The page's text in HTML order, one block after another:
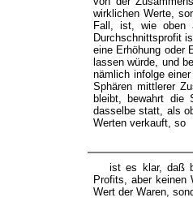
wirklichen Werte,
Fall, ist, wie oben
Durchschnittsprofit
eine Erhöhung oder
lassen würde, und
nämlich infolge
Sphären mittlerer
bleibt, bewahrt die
dasselbe statt, als
Werten verkauft, so
ist es klar, daß
Profits, aber keinen
Wert der Waren,